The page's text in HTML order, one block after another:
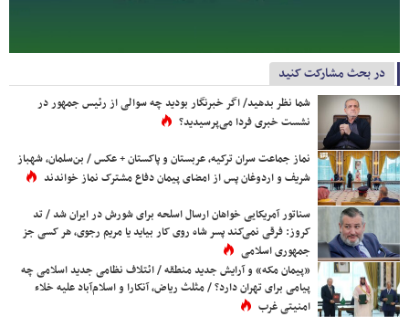
در بحث مشارکت کنید
شما نظر بدهید/ اگر خبرنگار بودید چه سوالی از رئیس جمهور در
نشست خبری فردا می‌پرسیدید؟
نماز جماعت سران ترکیه، عربستان و پاکستان + عکس / بن‌سلمان، شهباز
شریف و اردوغان پس از امضای پیمان دفاع مشترک نماز خواندند
سناتور آمریکایی خواهان ارسال اسلحه برای شورش در ایران شد / تد
کروز: فرقی نمی‌کند پسر شاه روی کار بیاید یا مریم رجوی، هر کسی جز
جمهوری اسلامی
«پیمان مکه» و آرایش جدید منطقه / ائتلاف نظامی جدید اسلامی چه
پیامی برای تهران دارد؟ / مثلث ریاض، آنکارا و اسلام‌آباد علیه خلاء
امنیتی غرب